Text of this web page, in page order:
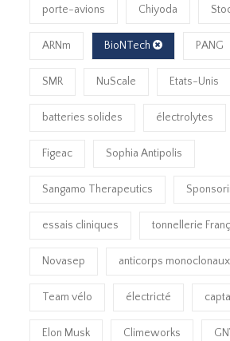
porte-avions Chiyoda
ARNm BioNTech PANG
SMR NuScale Etats-Unis
batteries solides électrolytes
Figeac Sophia Antipolis
Sangamo Therapeutics
essais cliniques tonnellerie
Novasep anticorps monoclonaux
Team vélo électricté
Elon Musk Climeworks